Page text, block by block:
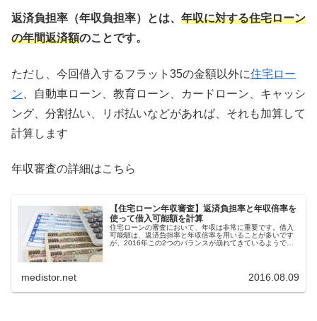
返済負担率（年収負担率）とは、 年収に対する住宅ローン
の年間返済額のことです。
ただし、今回借入するフラット35の金額以外に住宅ロー
ン 、自動車ローン、教育ローン、カードローン、キャッシ
ング、分割払い、リボ払いなどがあれば、それも加算して
計算します
年収審査の詳細はこちら
【住宅ローン年収審査】返済負担率と年収倍率を
使って借入可能額を計算
住宅ローンの審査において、年収は非常に重要です。借入
可能額は、返済負担率と年収倍率を用いることが多いです
が、2016年この2つのバランスが崩れてきているようで
medistor.net 2016.08.09